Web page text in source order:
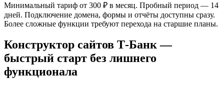
Минимальный тариф от 300 ₽ в месяц. Пробный период — 14
дней. Подключение домена, формы и отчёты доступны сразу.
Более сложные функции требуют перехода на старшие планы.
Конструктор сайтов Т-Банк —
быстрый старт без лишнего
функционала